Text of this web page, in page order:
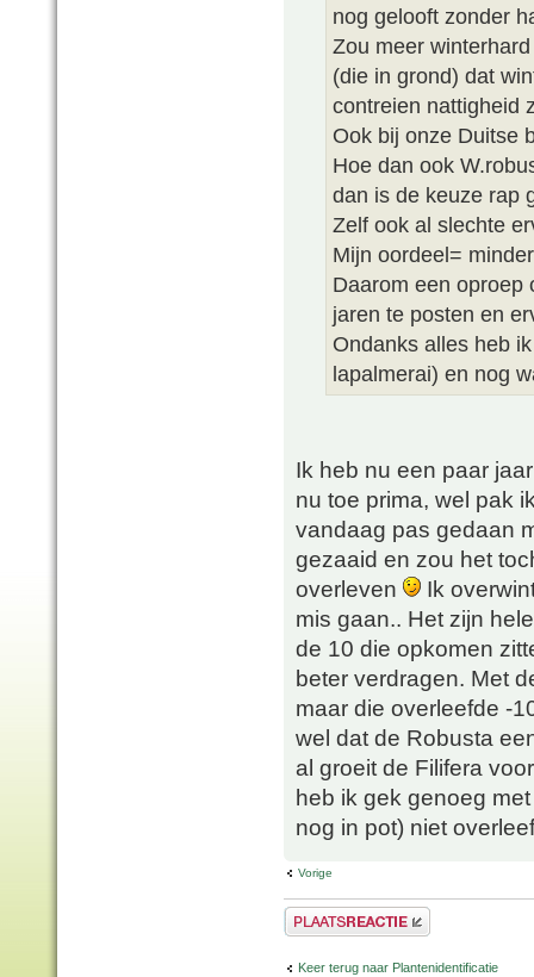
nog gelooft zonder
Zou meer
(die in grond) dat
contreien nattigheid
Ook bij onze Duitse
Hoe dan ook
dan is de keuze rap
Zelf ook al slechte
Mijn oordeel=
Daarom een oproep
jaren te posten en
Ondanks alles heb
lapalmerai) en nog
Ik heb nu een paar
nu toe prima, wel pak
vandaag pas gedaan
gezaaid en zou het
overleven
Ik
mis gaan.. Het zijn
de 10 die opkomen
beter verdragen. Met
maar die overleefde -
wel dat de Robusta
al groeit de Filifera
heb ik gek genoeg
nog in pot) niet
Vorige
Plaats een reactie
Keer terug naar Plantenidentificatie